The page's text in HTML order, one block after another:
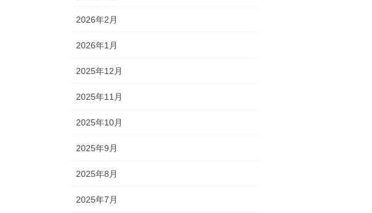
2026年2月
2026年1月
2025年12月
2025年11月
2025年10月
2025年9月
2025年8月
2025年7月